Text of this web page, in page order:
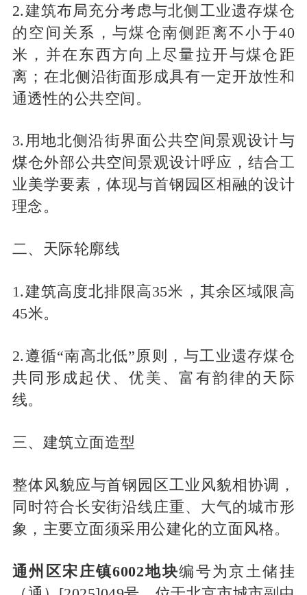
2.建筑布局充分考虑与北侧工业遗存煤仓
的空间关系，与煤仓南侧距离不小于40
米，并在东西方向上尽量拉开与煤仓距
离；在北侧沿街面形成具有一定开放性和
通透性的公共空间。
3.用地北侧沿街界面公共空间景观设计与
煤仓外部公共空间景观设计呼应，结合工
业美学要素，体现与首钢园区相融的设计
理念。
二、天际轮廓线
1.建筑高度北排限高35米，其余区域限高
45米。
2.遵循“南高北低”原则，与工业遗存煤仓
共同形成起伏、优美、富有韵律的天际
线。
三、建筑立面造型
整体风貌应与首钢园区工业风貌相协调，
同时符合长安街沿线庄重、大气的城市形
象，主要立面须采用公建化的立面风格。
通州区宋庄镇6002地块编号为京土储挂